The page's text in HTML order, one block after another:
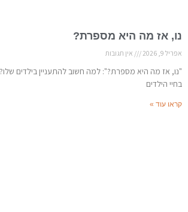
נו, אז מה היא מספרת?
אפריל 9, 2026 אין תגובות
"נו, אז מה היא מספרת?": למה חשוב להתעניין בילדים
בחיי הילדים
קראו עוד »